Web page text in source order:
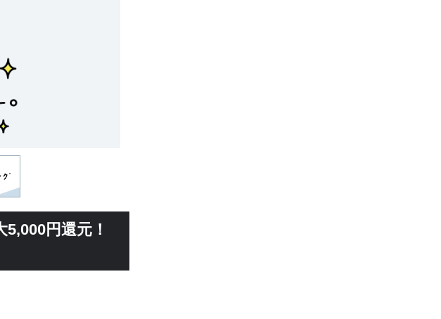
円還元！